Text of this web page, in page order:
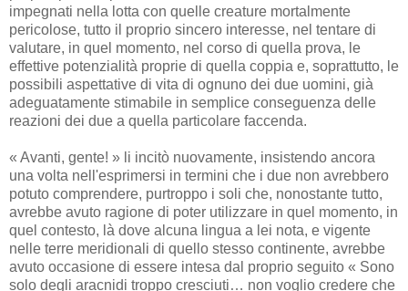
impegnati nella lotta con quelle creature mortalmente
pericolose, tutto il proprio sincero interesse, nel tentare di
valutare, in quel momento, nel corso di quella prova, le
effettive potenzialità proprie di quella coppia e, soprattutto, le
possibili aspettative di vita di ognuno dei due uomini, già
adeguatamente stimabile in semplice conseguenza delle
reazioni dei due a quella particolare faccenda.
« Avanti, gente! » li incitò nuovamente, insistendo ancora
una volta nell'esprimersi in termini che i due non avrebbero
potuto comprendere, purtroppo i soli che, nonostante tutto,
avrebbe avuto ragione di poter utilizzare in quel momento, in
quel contesto, là dove alcuna lingua a lei nota, e vigente
nelle terre meridionali di quello stesso continente, avrebbe
avuto occasione di essere intesa dal proprio seguito « Sono
solo degli aracnidi troppo cresciuti… non voglio credere che